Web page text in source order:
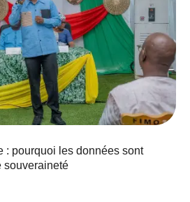
: pourquoi les données sont
souveraineté